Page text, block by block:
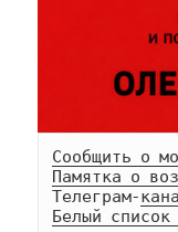
Сообщить о
Памятка о
Телеграм-
Белый список